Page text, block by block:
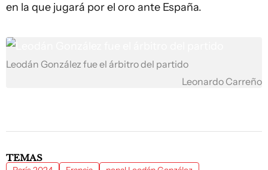
en la que jugará por el oro ante España.
Leodán González fue el árbitro del partido
Leonardo Carreño
TEMAS